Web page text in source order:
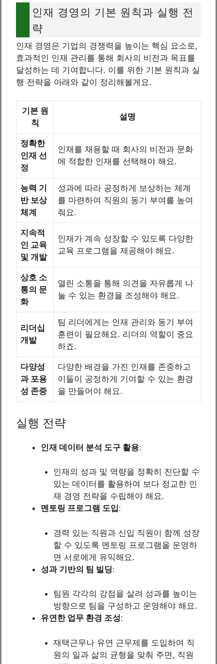
인재 경영의 기본 원칙과 실행 전
략
인재 경영은 기업의 경쟁력을 높이는 핵심 요소로,
효과적인 인재 관리를 통해 회사의 비전과 목표를
달성하는 데 기여합니다. 이를 위한 기본 원칙과 실
행 전략을 아래와 같이 정리해볼게요.
기본 원
칙
설명
정확한
인재 선
정
인재를 채용할 때 회사의 비전과 문화
에 적합한 인재를 선택해야 해요.
능력 기
반 보상
체계
성과에 따라 공정하게 보상하는 체계
를 마련하여 직원의 동기 부여를 높여
줘요.
지속적
인 교육
및 개발
인재가 계속 성장할 수 있도록 다양한
교육 프로그램을 제공해야 해요.
상호 소
통의 문
화
열린 소통을 통해 의견을 자유롭게 나
눌 수 있는 환경을 조성해야 해요.
리더십
개발
팀 리더에게는 인재 관리와 동기 부여
훈련이 필요해요. 리더의 역할이 중요
하죠.
다양성
과 포용
성 존중
다양한 배경을 가진 인재를 존중하고
이들이 공정하게 기여할 수 있는 환경
을 만들어야 해요.
실행 전략
인재 데이터 분석 도구 활용:
인재의 성과 및 역량을 정확히 진단할 수
있는 데이터를 활용하여 보다 정교한 인
재 경영 전략을 수립해야 해요.
멘토링 프로그램 도입:
경력 있는 직원과 신입 직원이 함께 성장
할 수 있도록 멘토링 프로그램을 운영하
면 서로에게 유익해요.
성과 기반의 팀 빌딩:
팀원 각각의 강점을 살려 성과를 높이는
방향으로 팀을 구성하고 운영해야 해요.
유연한 업무 환경 조성:
재택근무나 유연 근무제를 도입하여 직
원의 일과 삶의 균형을 맞춰 주면, 직원